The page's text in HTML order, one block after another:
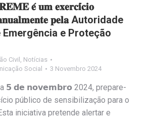
𝐞́ 𝐮𝐦 𝐞𝐱𝐞𝐫𝐜𝐢́𝐜𝐢𝐨
𝐩𝐞𝐥𝐚 Autoridade
Emergência e Proteção
Civil , Notícias
Social 3 Novembro 2024
𝟱 𝗱𝗲 𝗻𝗼𝘃𝗲𝗺𝗯𝗿𝗼 2024, prepare-
público de sensibilização para o
iniciativa pretende alertar e